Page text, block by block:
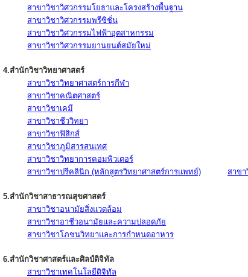
สาขาวิชาวิศวกรรมโยธาและโครงสร้างพื้นฐาน
สาขาวิชาวิศวกรรมพรีซิชั่น
สาขาวิชาวิศวกรรมไฟฟ้าอุตสาหกรรม
สาขาวิชาวิศวกรรมยานยนต์สมัยใหม่
4.สำนักวิชาวิทยาศาสตร์
สาขาวิชาวิทยาศาสตร์การกีฬา
สาขาวิชาคณิตศาสตร์
สาขาวิชาเคมี
สาขาวิชาชีววิทยา
สาขาวิชาฟิสิกส์
สาขาวิชาภูมิสารสนเทศ
สาขาวิชาวิทยาการคอมพิวเตอร์
สาขาวิชาปรีคลินิก (หลักสูตรวิทยาศาสตร์การแพทย์)
สาข
5.สำนักวิชาสาธารณสุขศาสตร์
สาขาวิชาอนามัยสิ่งแวดล้อม
สาขาวิชาอาชีวอนามัยและความปลอดภัย
สาขาวิชาโภชนวิทยาและการกำหนดอาหาร
6.สำนักวิชาศาสตร์และศิลป์ดิจิทัล
สาขาวิชาเทคโนโลยีดิจิทัล